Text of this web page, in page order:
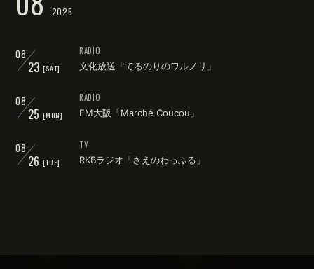
2025
08
23 [SAT]
RADIO
文化放送「てるのりのワルノリ」
08
25 [MON]
RADIO
FM大阪「Marché Coucou」
08
26 [TUE]
TV
RKBラジオ「さえのわっふる」